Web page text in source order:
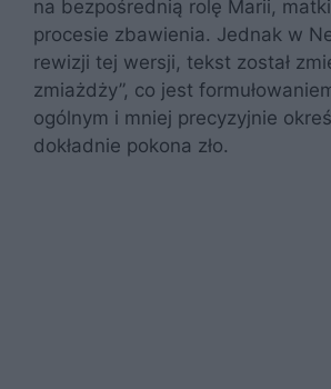
na bezpośrednią rolę Marii,
procesie zbawienia. Jednak w
rewizji tej wersji, tekst został
zmiażdży”, co jest
ogólnym i mniej precyzyjnie
dokładnie pokona zło.